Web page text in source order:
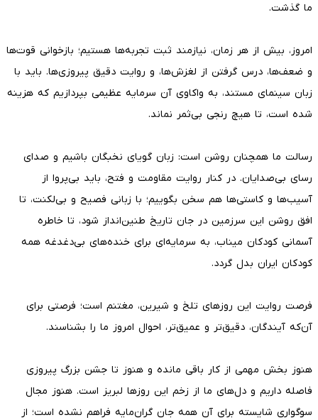
ما گذشت.
امروز، بیش از هر زمان، نیازمند ثبت تجربه‌ها هستیم؛ بازخوانی قوت‌ها
و ضعف‌ها، درس گرفتن از لغزش‌ها، و روایت دقیق پیروزی‌ها. باید با
زبان سینمای مستند، به واکاوی آن سرمایه عظیمی بپردازیم که هزینه
شده است، تا هیچ رنجی بی‌ثمر نماند.
رسالت ما همچنان روشن است: زبان گویای نخبگان باشیم و صدای
رسای بی‌صدایان. در کنار روایت مقاومت و فتح، باید بی‌پروا از
آسیب‌ها و کاستی‌ها هم سخن بگوییم؛ با زبانی فصیح و بی‌لکنت، تا
افق روشن این سرزمین در جان تاریخ طنین‌انداز شود، تا خاطره
آسمانی کودکان میناب، به سرمایه‌ای برای خنده‌های بی‌دغدغه همه
کودکان ایران بدل گردد.
فرصت روایت این روزهای تلخ و شیرین، مغتنم است؛ فرصتی برای
آن‌که آیندگان، دقیق‌تر و عمیق‌تر، احوال امروز ما را بشناسند.
هنوز بخش مهمی از کار باقی مانده و هنوز تا جشن بزرگ پیروزی
فاصله داریم و دل‌های ما از زخم این روزها لبریز است. هنوز مجال
سوگواری شایسته برای آن همه جان گران‌مایه فراهم نشده است؛ از